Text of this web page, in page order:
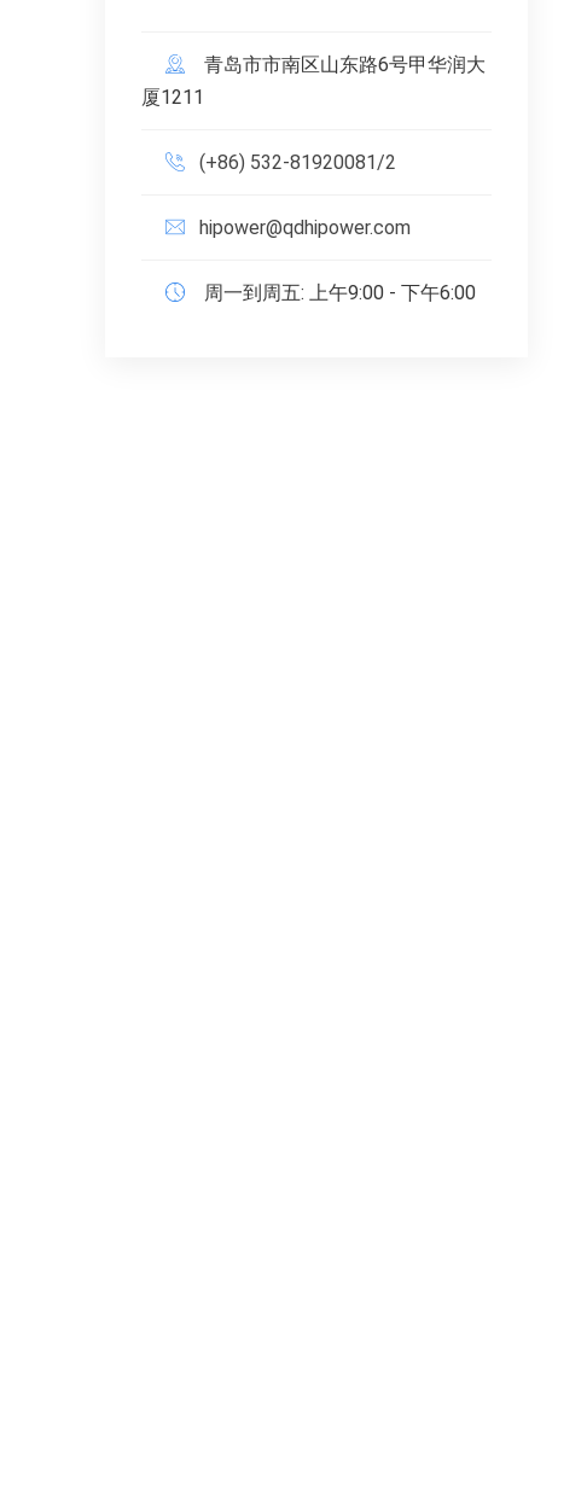
青岛市市南区山东路6号甲华润大
厦1211
(+86) 532-81920081/2
hipower@qdhipower.com
周一到周五: 上午9:00 - 下午6:00